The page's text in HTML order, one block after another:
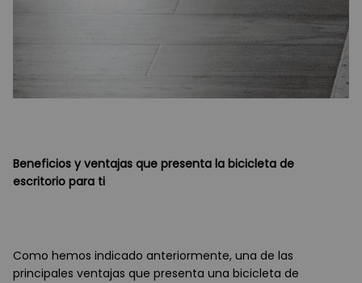
Beneficios y ventajas que presenta la bicicleta de
escritorio para ti
Como hemos indicado anteriormente, una de las
principales ventajas que presenta una bicicleta de